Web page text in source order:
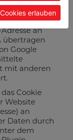
über
gekürzt. Nur
an
übertragen
Google
mit anderen
Cookie
Website
an
Daten durch
dem
erlauben